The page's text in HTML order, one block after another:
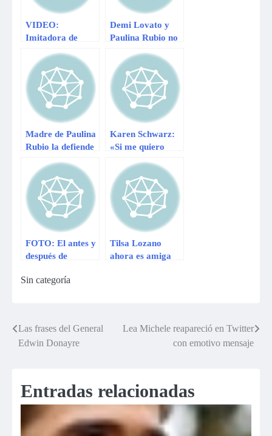
VIDEO:
Imitadora de
sorprende con su
actitud en casting
de Yo Soy
Demi Lovato y
Paulina Rubio no
en programa de
Talentos
Madre de Paulina
Rubio la defiende
sobre su peso
Karen Schwarz:
«Si me quiero
importa»
FOTO: El antes y
después de
Tilsa Lozano
ahora es amiga
Sin categoría
Navegación
Las frases del General
Edwin Donayre
Lea Michele reapareció en Twitter
con emotivo mensaje
Entradas relacionadas